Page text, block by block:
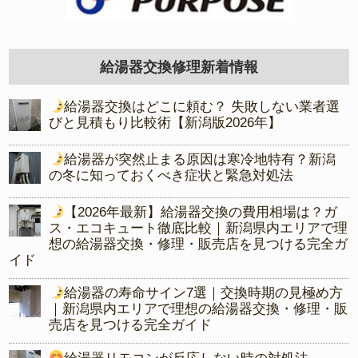
給湯器交換修理新着情報
給湯器交換はどこに頼む？ 失敗しない業者選
びと見積もり比較術【新潟版2026年】
給湯器が突然止まる原因は寒冷地特有？新潟
の冬に知っておくべき症状と緊急対処法
【2026年最新】給湯器交換の費用相場は？ガ
ス・エコキュート徹底比較｜新潟県内エリアで理
想の給湯器交換・修理・販売店を見つける完全ガ
イド
給湯器の寿命サイン7選｜交換時期の見極め方
｜新潟県内エリアで理想の給湯器交換・修理・販
売店を見つける完全ガイド